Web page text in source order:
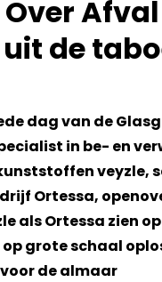
Over
de
dag van de
in be- en
veyzle,
Ortessa,
als Ortessa zien
grote schaal
de almaar